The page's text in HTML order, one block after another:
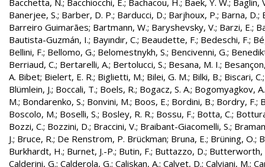
Bacchetta, N.; Bacchiocchi, E.; Bachacou, H.; Baek, Y. W.; Baglin,
Banerjee, S.; Barber, D. P.; Barducci, D.; Barjhoux, P.; Barna, D.;
Barreiro Guimarães; Bartmann, W.; Baryshevsky, V.; Barzi, E.;
Bautista-Guzmán, I.; Bayındır, C.; Beaudette, F.; Bedeschi, F.;
Bellini, F.; Bellomo, G.; Belomestnykh, S.; Bencivenni, G.;
Berriaud, C.; Bertarelli, A.; Bertolucci, S.; Besana, M. I.;
A. Bibet; Bielert, E. R.; Biglietti, M.; Bilei, G. M.; Bilki, B.; Biscari, C.
Blümlein, J.; Boccali, T.; Boels, R.; Bogacz, S. A.; Bogomyagkov, A.
M.; Bondarenko, S.; Bonvini, M.; Boos, E.; Bordini, B.; Bordry, F.;
Boscolo, M.; Boselli, S.; Bosley, R. R.; Bossu, F.; Botta, C.;
Bozzi, C.; Bozzini, D.; Braccini, V.; Braibant-Giacomelli, S.;
J.; Bruce, R.; De Renstrom, P. Brückman; Bruna, E.; Brüning, O.;
Burkhardt, H.; Burnet, J.-P.; Butin, F.; Buttazzo, D.; Butterworth,
Calderini, G.; Calderola, G.; Caliskan, A.; Calvet, D.; Calviani, M.;